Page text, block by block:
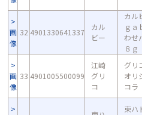
画
像
32 4901330641337
カル
ビー
カル
ｇａ
わせ
８ｇ
画
像
33 4901005500099
江崎
グリ
コ
グ
オリ
コ
東